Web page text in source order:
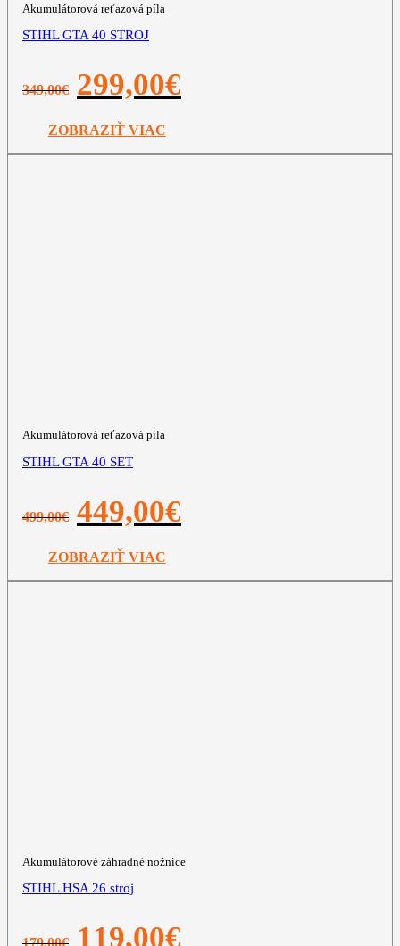
Akumulátorová reťazová píla
STIHL GTA 40 STROJ
349,00€
Pôvodná
cena
349,00€.
299,00€
ZOBRAZIŤ VIAC
Akumulátorová reťazová píla
STIHL GTA 40 SET
499,00€
Pôvodná
cena
499,00€.
449,00€
ZOBRAZIŤ VIAC
Akumulátorové záhradné nožnice
STIHL HSA 26 stroj
179,00€
Pôvodná
119,00€